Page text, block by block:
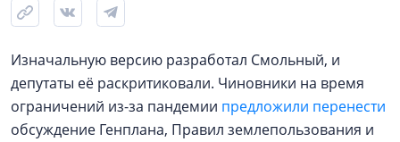
Изначальную версию разработал Смольный, и
депутаты её раскритиковали. Чиновники на время
ограничений из-за пандемии предложили перенести
обсуждение Генплана, Правил землепользования и